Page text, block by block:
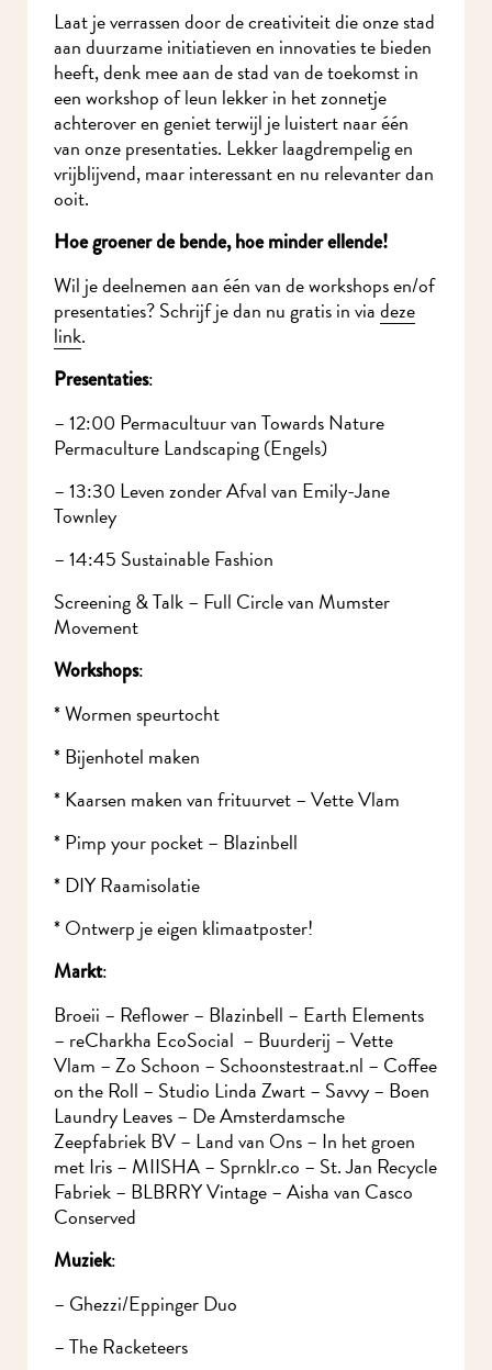
Laat je verrassen door de creativiteit die onze
stad aan duurzame initiatieven en innovaties te
bieden heeft, denk mee aan de stad van de
toekomst in een workshop of leun lekker in het
zonnetje achterover en geniet terwijl je luistert
naar één van onze presentaties. Lekker
laagdrempelig en vrijblijvend, maar interessant en
nu relevanter dan ooit.
Hoe groener de bende, hoe minder ellende!
Wil je deelnemen aan één van de workshops
en/of presentaties? Schrijf je dan nu gratis in via
deze link
Presentaties:
– 12:00 Permacultuur van Towards Nature
Permaculture Landscaping (Engels)
– 13:30 Leven zonder Afval van Emily-Jane
Townley
– 14:45 Sustainable Fashion
Screening & Talk – Full Circle van Mumster
Movement
Workshops:
* Wormen speurtocht
* Bijenhotel maken
* Kaarsen maken van frituurvet – Vette Vlam
* Pimp your pocket – Blazinbell
* DIY Raamisolatie
* Ontwerp je eigen klimaatposter!
Markt:
Broeii – Reflower – Blazinbell – Earth Elements
– reCharkha EcoSocial – Buurderij – Vette
Vlam – Zo Schoon – Schoonstestraat.nl –
Coffee on the Roll – Studio Linda Zwart – Savvy
– Boen Laundry Leaves – De Amsterdamsche
Zeepfabriek BV – Land van Ons – In het groen
met Iris – MIISHA – Sprnklr.co – St. Jan
Recycle Fabriek – BLBRRY Vintage – Aisha van
Casco Conserved
Muziek:
– Ghezzi/Eppinger Duo
– The Racketeers
Ik wil MidWest-
nieuws!